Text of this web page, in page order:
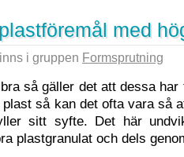
med
i gruppen Formsprutning
så gäller det att dessa har
så kan det ofta vara så
sitt syfte. Det här
plastgranulat och dels